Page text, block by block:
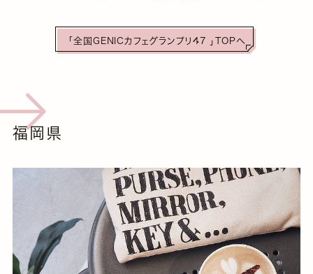
「全国GENICカフェグランプリ47 」TOPへ
福岡県